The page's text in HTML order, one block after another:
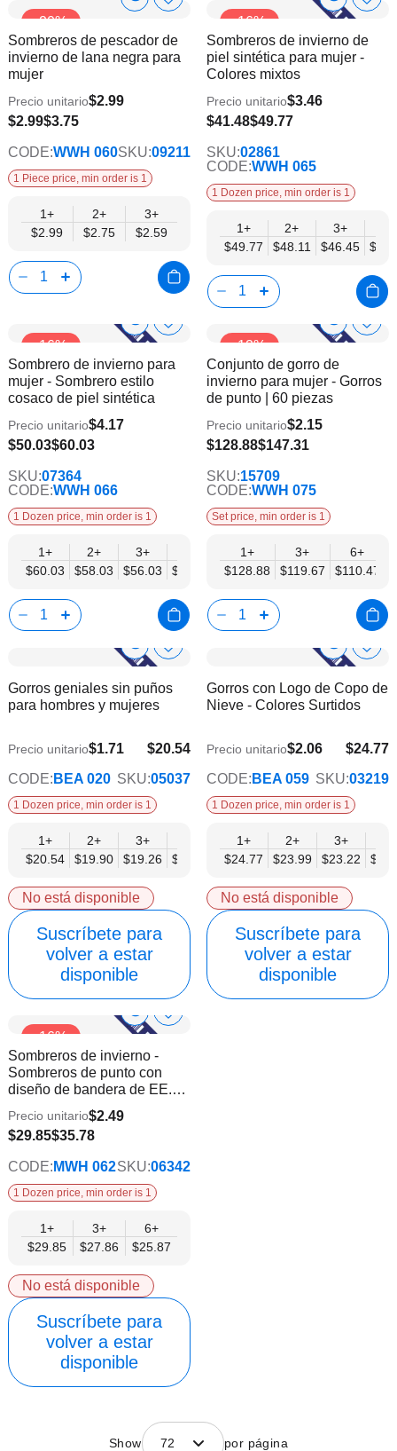
-20%
Show
Info
Añadir
la
lista
deseos
Sombreros de pescador de
invierno de lana negra para
mujer
$2.99$3.75
$2.59
Precio unitario$2.99
CODE:WWH 060SKU:09211
1 Piece price, min order is 1
1+
$2.99
2+
$2.75
3+
$2.59
-16%
Show
Info la
Sombreros de invierno de
piel sintética para mujer -
Colores mixtos
$41.48$49.77
Precio unitario$3.46
CODE:WWH 065
SKU:02861
1 Dozen price, min order is 1
1+
$49.77
2+
$48.11
3+
$46.45
-16%
Show
Info
Añadir
la
deseos
Sombrero de invierno para
mujer - Sombrero estilo
cosaco de piel sintética
$50.03$60.03
Precio unitario$4.17
CODE:WWH 066
SKU:07364
1 Dozen price, min order is 1
1+
$60.03
2+
$58.03
3+
$56.03
$54.03
9+
$52.03
12+
$50.03
-12%
Show
Info
lista
Conjunto de gorro de
invierno para mujer - Gorros
de punto | 60 piezas
$128.88$147.31
$110.47
Precio unitario$2.15
CODE:WWH 075
SKU:15709
Set price, min order is 1
1+
$128.88
3+
$119.67
6+
$110.47
Show
Info
Añadir
la
deseos
Gorros geniales sin puños
para hombres y mujeres
$20.54
$16.69
Precio unitario$1.71
CODE: BEA 020 SKU:05037
1 Dozen price, min order is 1
1+
$20.54
2+
$19.90
3+
$19.26
$18.62
6+
$17.98
9+
$17.33
12+
$16.69
No está disponible
Suscríbete para
volver a estar
disponible
Show
Info la
Gorros con Logo de Copo de
Nieve - Colores Surtidos
$24.77
$20.12
Precio unitario$2.06
CODE: BEA 059 SKU:03219
1 Dozen price, min order is 1
1+
$24.77
2+
$23.99
3+
$23.22
No está disponible
Suscríbete para
volver a estar
disponible
-16%
Show
Product
Info
Añadir
de
Sombreros de invierno -
Sombreros de punto con
diseño de bandera de EE.
$29.85$35.78
$25.87
Precio unitario$2.49
CODE: MWH 062SKU:06342
1 Dozen price, min order is 1
1+
$29.85
3+
$27.86
6+
$25.87
No está disponible
Suscríbete para
volver a estar
disponible
Show 72 por página